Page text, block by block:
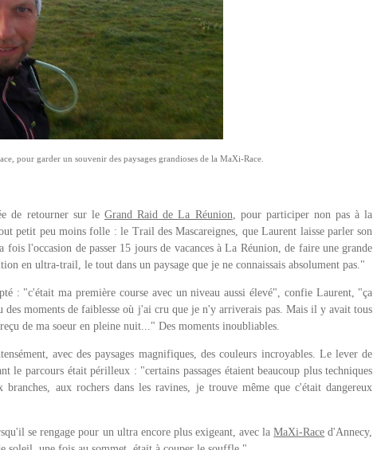
pour garder un souvenir des paysages grandioses de la MaXi-Race.
de retourner sur leGrand Raid de La Réunion, pour participer non pas à la
petit peu moins folle : le Trail des Mascareignes, que Laurent laisse parler son
l'occasion de passer 15 jours de vacances à La Réunion, de faire une grande
en ultra-trail, le tout dans un paysage que je ne connaissais absolument pas."
: "c'était ma première course avec un niveau aussi élevé", confie Laurent, "ça
moments de faiblesse où j'ai cru que je n'y arriverais pas. Mais il y avait tous
de ma soeur en pleine nuit..." Des moments inoubliables.
avec des paysages magnifiques, des couleurs incroyables. Le lever de
le parcours était périlleux : "certains passages étaient beaucoup plus techniques
aux rochers dans les ravines, je trouve même que c'était dangereux
se rengage pour un ultra encore plus exigeant, avec laMaXi-Race d'Annecy,